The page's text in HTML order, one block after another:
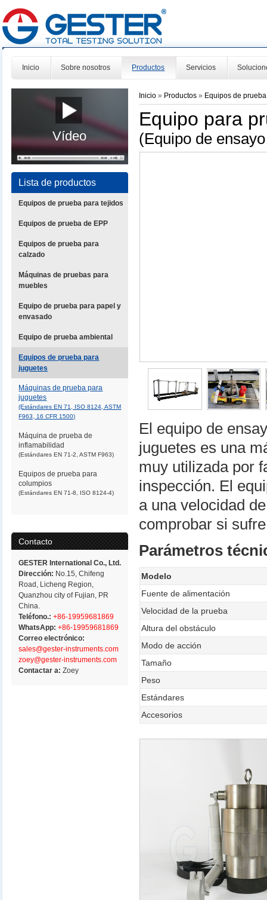
Inicio Sobre nosotros Productos Servicios
Vídeo
Lista de productos
Equipos de prueba para tejidos
Equipos de prueba de EPP
Equipos de prueba para
calzado
Máquinas de pruebas para
muebles
Equipo de prueba para papel y
envasado
Equipo de prueba ambiental
Equipos de prueba para
juguetes
Máquinas de prueba para
juguetes
(Estándares EN 71, ISO 8124, ASTM
F963, 16 CFR 1500)
Máquina de prueba de
inflamabilidad
(Estándares EN 71-2, ASTM F963)
Equipos de prueba para
columpios
(Estándares EN 71-8, ISO 8124-4)
Contacto
GESTER International Co., Ltd.
Dirección: No.15, Chifeng
Road, Licheng Region,
Quanzhou city of Fujian, PR
China.
Teléfono.: +86-19959681869
WhatsApp: +86-19959681869
Correo electrónico:
sales@gester-instruments.com
zoey@gester-instruments.com
Contactar a:Zoey
Inicio » Productos» Equipos de
Equipo para
(Equipo de
El equipo de
juguetes es una
muy utilizada por
inspección. El
a una velocidad
comprobar si
Parámetros
Modelo
Fuente de alimentación
Velocidad de la prueba
Altura del obstáculo
Modo de acción
Tamaño
Peso
Estándares
Accesorios